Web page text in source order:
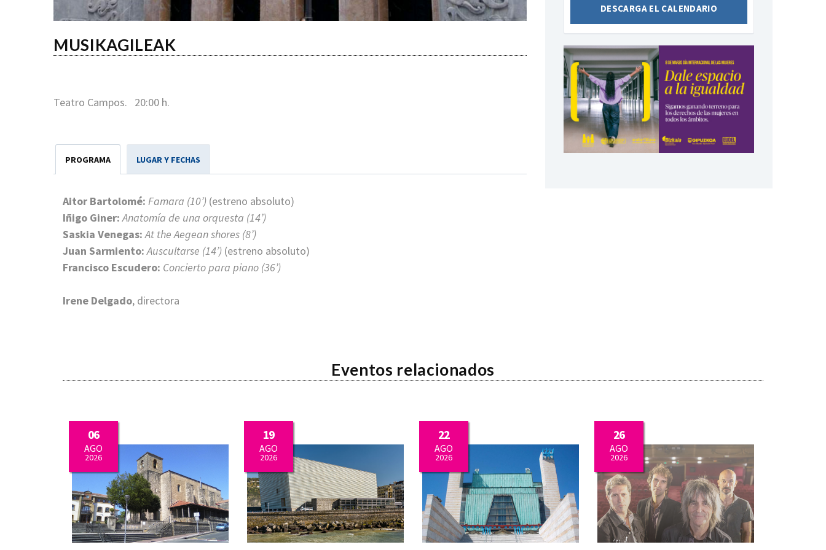
MUSIKAGILEAK
Teatro Campos. 20:00 h.
PROGRAMA LUGAR Y FECHAS
Aitor Bartolomé: Famara (10’) (estreno absoluto)
Iñigo Giner: Anatomía de una orquesta (14’)
Saskia Venegas: At the Aegean shores (8’)
Juan Sarmiento: Auscultarse (14’) (estreno absoluto)
Francisco Escudero: Concierto para piano (36’)
Irene Delgado, directora
DESCARGA EL CALENDARIO
Eventos relacionados
06
AGO
2026
19
AGO
2026
22
AGO
2026
26
AGO
2026